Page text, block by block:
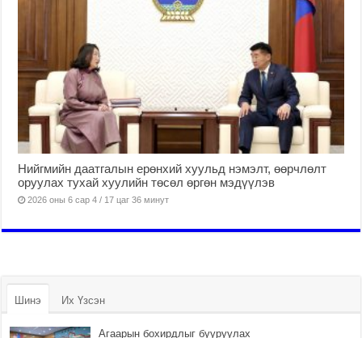
Нийгмийн даатгалын ерөнхий хуульд нэмэлт, өөрчлөлт
оруулах тухай хуулийн төсөл өргөн мэдүүлэв
2026 оны 6 сар 4 / 17 цаг 36 минут
Шинэ Их Үзсэн
Агаарын бохирдлыг бууруулах